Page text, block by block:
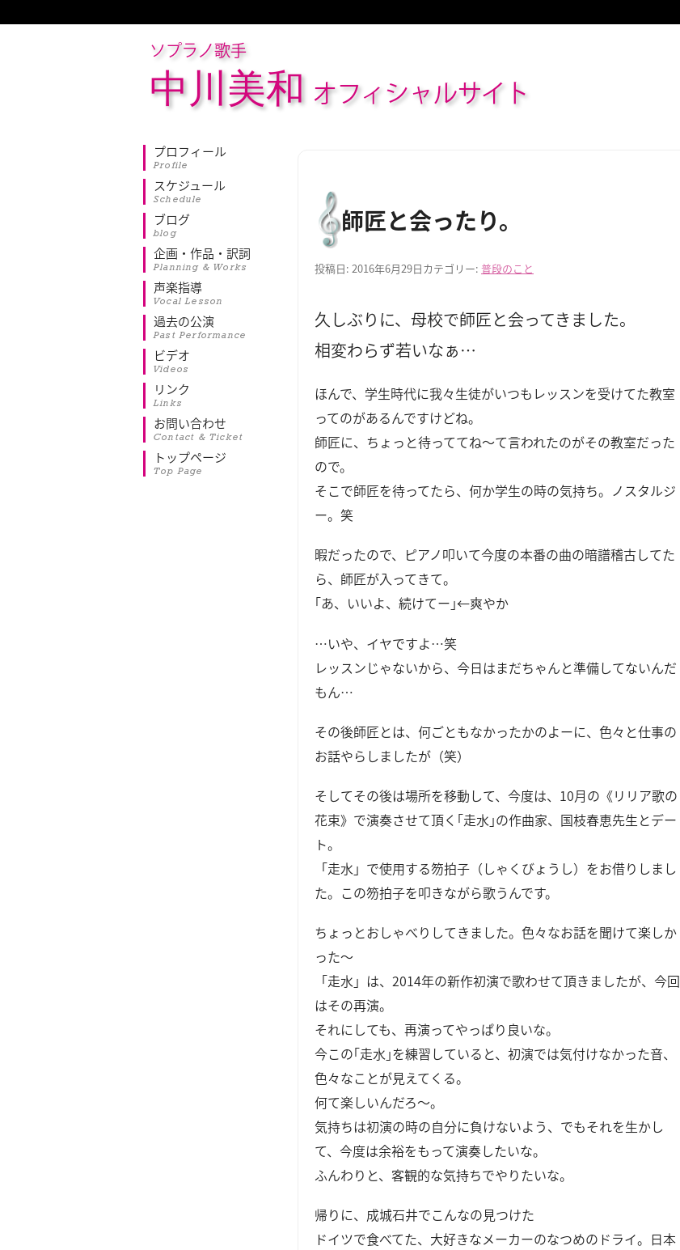
ソプラノ歌手
中川美和 オフィシャルサイト
プロフィール
Profile
スケジュール
Schedule
ブログ
blog
企画・作品・訳詞
Planning & Works
声楽指導
Vocal Lesson
過去の公演
Past Performance
ビデオ
Videos
リンク
Links
お問い合わせ
Contact & Ticket
トップページ
Top Page
師匠と会ったり。
投稿日: 2016年6月29日カテゴリー: 普段のこと
久しぶりに、母校で師匠と会ってきました。
相変わらず若いなぁ…
ほんで、学生時代に我々生徒がいつもレッスンを受けてた教室
ってのがあるんですけどね。
師匠に、ちょっと待っててね～て言われたのがその教室だった
ので。
そこで師匠を待ってたら、何か学生の時の気持ち。ノスタルジ
ー。笑
暇だったので、ピアノ叩いて今度の本番の曲の暗譜稽古してた
ら、師匠が入ってきて。
｢あ、いいよ、続けてー｣←爽やか
…いや、イヤですよ…笑
レッスンじゃないから、今日はまだちゃんと準備してないんだ
もん…
その後師匠とは、何ごともなかったかのよーに、色々と仕事の
お話やらしましたが（笑）
そしてその後は場所を移動して、今度は、10月の《リリア歌の
花束》で演奏させて頂く｢走水｣の作曲家、国枝春恵先生とデー
ト。
「走水」で使用する笏拍子（しゃくびょうし）をお借りしまし
た。この笏拍子を叩きながら歌うんです。
ちょっとおしゃべりしてきました。色々なお話を聞けて楽しか
った～
「走水」は、2014年の新作初演で歌わせて頂きましたが、今回
はその再演。
それにしても、再演ってやっぱり良いな。
今この｢走水｣を練習していると、初演では気付けなかった音、
色々なことが見えてくる。
何て楽しいんだろ～。
気持ちは初演の時の自分に負けないよう、でもそれを生かし
て、今度は余裕をもって演奏したいな。
ふんわりと、客観的な気持ちでやりたいな。
帰りに、成城石井でこんなの見つけた
ドイツで食べてた、大好きなメーカーのなつめのドライ。日本